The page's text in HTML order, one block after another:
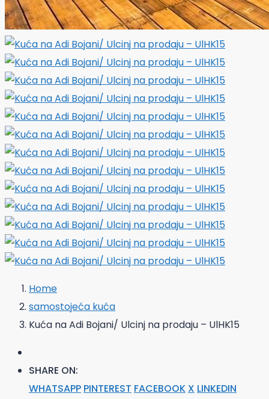
Home
samostojeća kuća
Kuća na Adi Bojani/ Ulcinj na prodaju – UlHK15
SHARE ON:
WHATSAPP PINTEREST FACEBOOK X LINKEDIN